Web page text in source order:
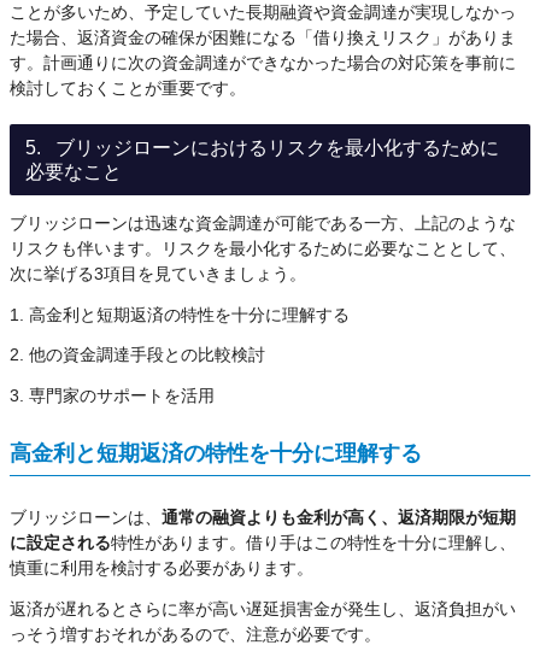
ことが多いため、予定していた長期融資や資金調達が実現しなかっ
た場合、返済資金の確保が困難になる「借り換えリスク」がありま
す。計画通りに次の資金調達ができなかった場合の対応策を事前に
検討しておくことが重要です。
ブリッジローンにおけるリスクを最小化するために
必要なこと
ブリッジローンは迅速な資金調達が可能である一方、上記のような
リスクも伴います。リスクを最小化するために必要なこととして、
次に挙げる3項目を見ていきましょう。
1. 高金利と短期返済の特性を十分に理解する
2. 他の資金調達手段との比較検討
3. 専門家のサポートを活用
高金利と短期返済の特性を十分に理解する
ブリッジローンは、 通常の融資よりも金利が高く、返済期限が短期
に設定される特性があります。借り手はこの特性を十分に理解し、
慎重に利用を検討する必要があります。
返済が遅れるとさらに率が高い遅延損害金が発生し、返済負担がい
っそう増すおそれがあるので、注意が必要です。